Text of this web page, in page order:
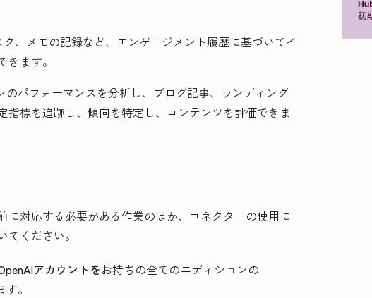
、メモの記録など、エンゲージメント履歴に基づいてイ
きます。
パフォーマンスを分析し、ブログ記事、ランディング
指標を追跡し、傾向を特定し、コンテンツを評価できま
に対応する必要がある作業のほか、コネクターの使用に
ください。
アカウントをお持ちの全てのエディションの
。